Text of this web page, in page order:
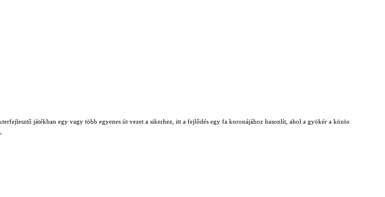
játékban egy vagy több egyenes út vezet a sikerhez, itt a fejlődés egy fa koronájához hasonlít, ahol a gyökér a közös